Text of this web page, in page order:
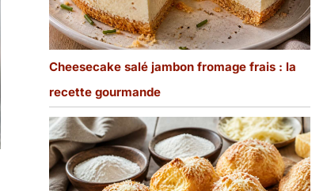
Cheesecake salé jambon fromage frais : la
recette gourmande